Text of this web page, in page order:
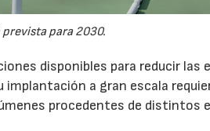
para 2030.
disponibles para reducir las
a gran escala
procedentes de distintos